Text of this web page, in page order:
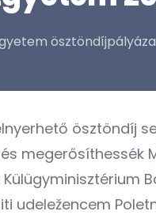
ösztöndíj
udeležencem